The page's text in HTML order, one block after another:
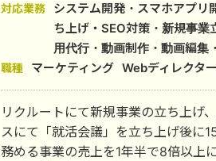
対応業務
システム開発・スマホアプ
ち上げ・SEO対策・新規事
用代行・動画制作・動画編集
職種 マーケティング Webディレクター
リクルートにて新規事業の立ち上げ、メディア
スにて「就活会議」を立ち上げ後に
務める事業の売上を1年半で8倍以上に成長させる。 得意